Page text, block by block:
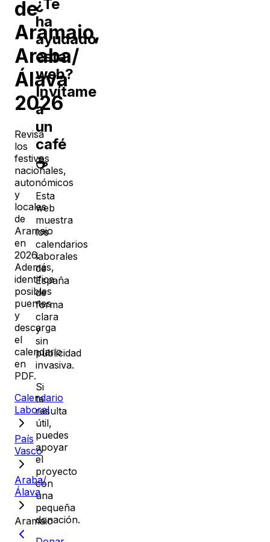
de
Aramaio,
Araba/
Álava
2026
Revisa
los
festivos
nacionales,
autonómicos
y
locales
de
Aramaio
en
2026.
Además,
identifica
posibles
puentes
y
descarga
el
calendario
en
PDF.
Calendario
Laboral
País
Vasco
Araba/
Álava
Aramaio
¿Te
ha
ayudado
esta
web?
Invítame
a
un
café
☕
Esta
web
muestra
los
calendarios
laborales
de
España
de
forma
clara
y
sin
publicidad
invasiva.
Si
te
resulta
útil,
puedes
apoyar
el
proyecto
con
una
pequeña
donación.